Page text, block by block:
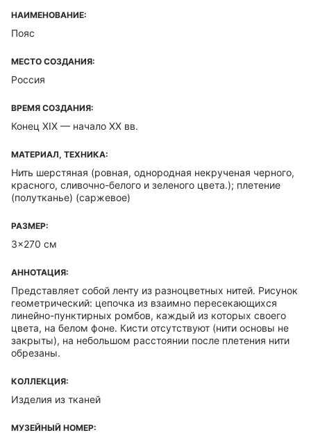
НАИМЕНОВАНИЕ:
Пояс
МЕСТО СОЗДАНИЯ:
Россия
ВРЕМЯ СОЗДАНИЯ:
Конец XIX — начало ХХ вв.
МАТЕРИАЛ, ТЕХНИКА:
Нить шерстяная (ровная, однородная некрученая черного,
красного, сливочно-белого и зеленого цвета.); плетение
(полутканье) (саржевое)
РАЗМЕР:
3x270 см
АННОТАЦИЯ:
Представляет собой ленту из разноцветных нитей. Рисунок
геометрический: цепочка из взаимно пересекающихся
линейно-пунктирных ромбов, каждый из которых своего
цвета, на белом фоне. Кисти отсутствуют (нити основы не
закрыты), на небольшом расстоянии после плетения нити
обрезаны.
КОЛЛЕКЦИЯ:
Изделия из тканей
МУЗЕЙНЫЙ НОМЕР: